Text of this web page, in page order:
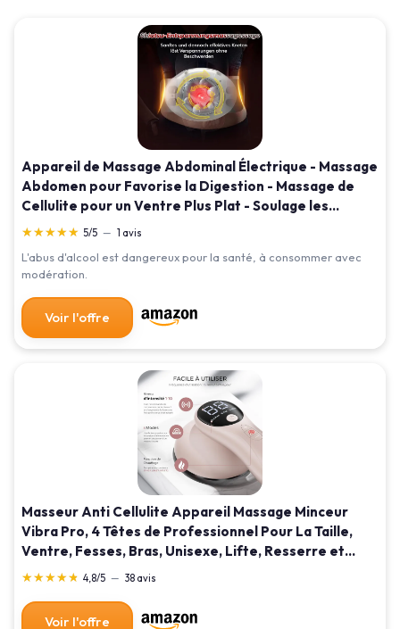
Appareil de Massage Abdominal Électrique - Massage
Abdomen pour Favorise la Digestion - Massage de
Cellulite pour un Ventre Plus Plat - Soulage les
Ballonnements, la Constipation et les Douleurs
★★★★★
★★★★★ 5/5 — 1 avis
L'abus d'alcool est dangereux pour la santé, à consommer avec
modération.
Voir l'offre
Masseur Anti Cellulite Appareil Massage Minceur
Vibra Pro, 4 Têtes de Professionnel Pour La Taille,
Ventre, Fesses, Bras, Unisexe, Lifte, Resserre et
Masse la Peau (Or Rose)
★★★★★
★★★★★ 4,8/5 — 38 avis
Voir l'offre